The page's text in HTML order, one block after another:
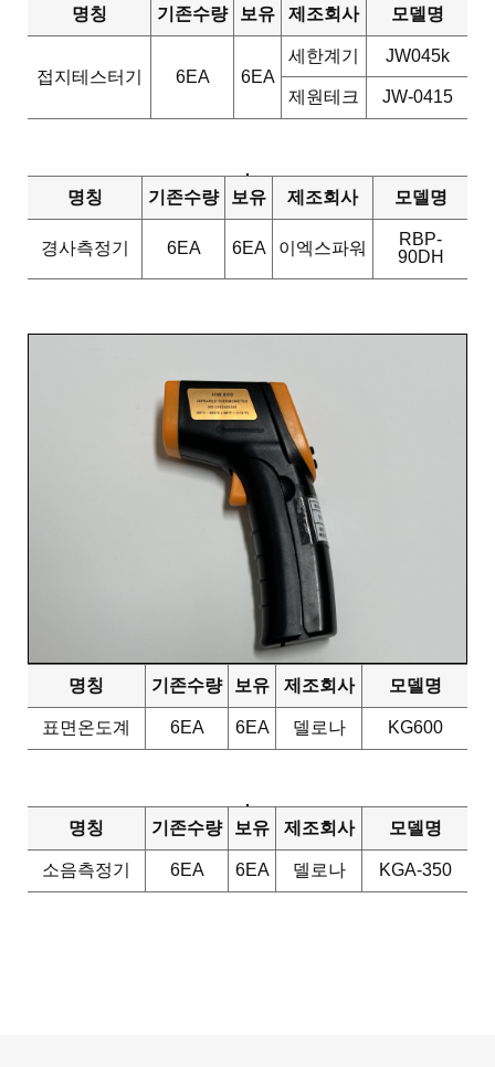
명칭 기존수량 보유 제조회사 모델명
접지테스터기 6EA 6EA
세한계기 JW045k
제원테크 JW-0415
명칭 기존수량 보유 제조회사 모델명
경사측정기 6EA 6EA 이엑스파워
RBP-
90DH
명칭 기존수량 보유 제조회사 모델명
표면온도계 6EA 6EA 델로나 KG600
명칭 기존수량 보유 제조회사 모델명
소음측정기 6EA 6EA 델로나 KGA-350